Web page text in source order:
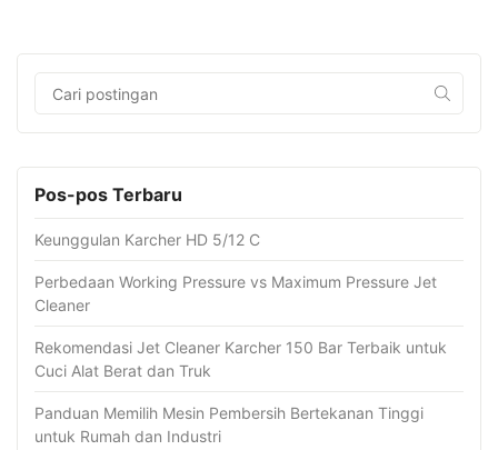
Pos-pos Terbaru
Keunggulan Karcher HD 5/12 C
Perbedaan Working Pressure vs Maximum Pressure Jet
Cleaner
Rekomendasi Jet Cleaner Karcher 150 Bar Terbaik untuk
Cuci Alat Berat dan Truk
Panduan Memilih Mesin Pembersih Bertekanan Tinggi
untuk Rumah dan Industri